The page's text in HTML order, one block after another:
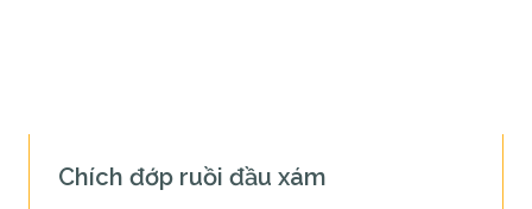
Chích đớp ruồi đầu xám